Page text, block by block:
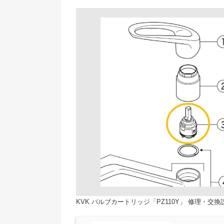
KVK バルブカートリッジ「PZ110Y」 修理・交換